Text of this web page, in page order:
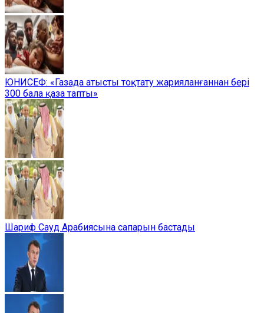
ЮНИСЕФ: «Газада атысты тоқтату жарияланғаннан бері
300 бала қаза тапты»
Шариф Сауд Арабиясына сапарын бастады